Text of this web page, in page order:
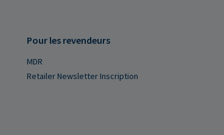
Pour les revendeurs
MDR
Retailer Newsletter Inscription